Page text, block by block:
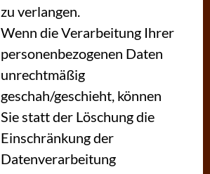
zu verlangen.
Wenn die Verarbeitung Ihrer
personenbezogenen Daten
unrechtmäßig
geschah/geschieht, können
Sie statt der Löschung die
Einschränkung der
Datenverarbeitung